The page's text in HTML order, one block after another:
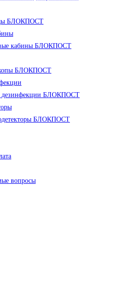
БЛОКПОСТ
кабины БЛОКПОСТ
БЛОКПОСТ
дезинфекции БЛОКПОСТ
БЛОКПОСТ
вопросы